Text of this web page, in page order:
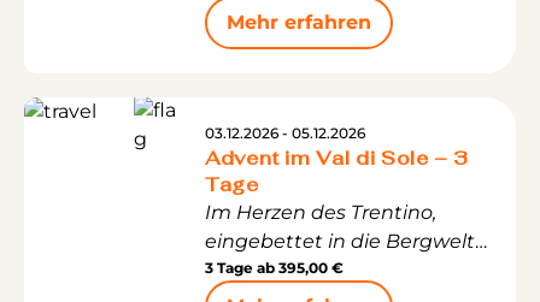
festlichen Reise zu den
schönsten
festliche Atmosphäre in Bad
Ischl und entdecken Sie die
magische Adventszeit am
Wolfgangsee mit St. Gilgen,
St. Wolfgang und Strobl. Den
krönenden Abschluss bildet
Mehr erfahren
03.12.2026 - 05.12.2026
Advent im Val di Sole – 3
Tage
Im Herzen des Trentino,
eingebettet in die Bergwelt
der Ortlergruppe und der
3 Tage ab 395,00 €